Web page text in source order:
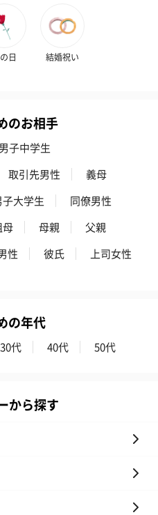
す。ギフトへの＋αにおすすめ
パンダバウム
ナ味）（540円）
3層デザート
ェ〜国産フル
り〜 3号（864
シャワージェ
ッシュローズ
日 結婚祝い
のお相手
男子中学生
取引先男性
義母
子大学生
同僚男性
母 母親
父親
性 彼氏 上司女性
の年代
30代 40代 50代
から探す